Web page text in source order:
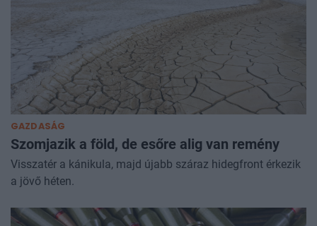
GAZDASÁG
Szomjazik a föld, de esőre alig van remény
Visszatér a kánikula, majd újabb száraz hidegfront érkezik
a jövő héten.